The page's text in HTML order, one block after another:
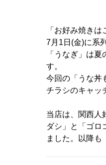
「お好み焼き
7月1日(金)に系
「うなぎ」は
す。
今回の「うな丼
チラシのキャッ
当店は、関西人
ダシ」と「ゴロ
ました。以降も